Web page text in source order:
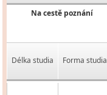
Na cestě poznání
Délka studia Forma studia